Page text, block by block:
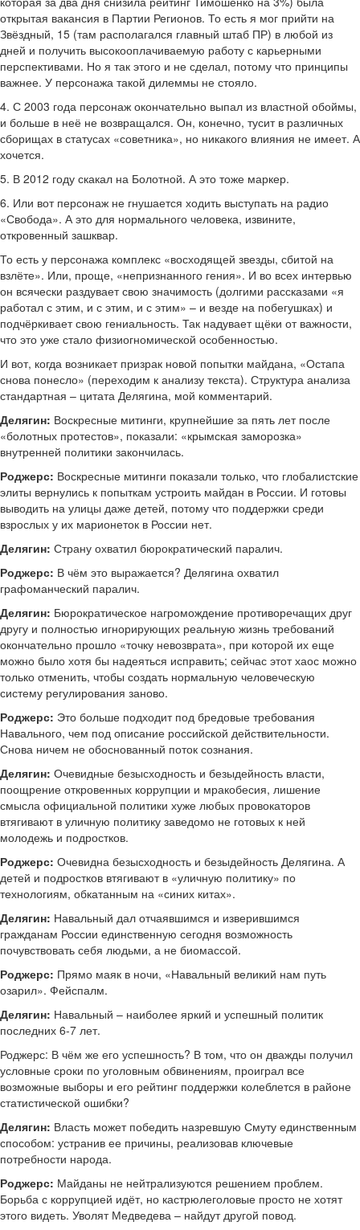
открытая вакансия в Партии Регионов. То есть я мог прийти на
Звёздный, 15 (там располагался главный штаб ПР) в любой из
дней и получить высокооплачиваемую работу с карьерными
перспективами. Но я так этого и не сделал, потому что принципы
важнее. У персонажа такой дилеммы не стояло.
4. С 2003 года персонаж окончательно выпал из властной обоймы,
и больше в неё не возвращался. Он, конечно, тусит в различных
сборищах в статусах «советника», но никакого влияния не имеет. А
хочется.
5. В 2012 году скакал на Болотной. А это тоже маркер.
6. Или вот персонаж не гнушается ходить выступать на радио
«Свобода». А это для нормального человека, извините,
откровенный зашквар.
То есть у персонажа комплекс «восходящей звезды, сбитой на
взлёте». Или, проще, «непризнанного гения». И во всех интервью
он всячески раздувает свою значимость (долгими рассказами «я
работал с этим, и с этим, и с этим» – и везде на побегушках) и
подчёркивает свою гениальность. Так надувает щёки от важности,
что это уже стало физиогномической особенностью.
И вот, когда возникает призрак новой попытки майдана, «Остапа
снова понесло» (переходим к анализу текста). Структура анализа
стандартная – цитата Делягина, мой комментарий.
Делягин: Воскресные митинги, крупнейшие за пять лет после
«болотных протестов», показали: «крымская заморозка»
внутренней политики закончилась.
Роджерс: Воскресные митинги показали только, что глобалистские
элиты вернулись к попыткам устроить майдан в России. И готовы
выводить на улицы даже детей, потому что поддержки среди
взрослых у их марионеток в России нет.
Делягин: Страну охватил бюрократический паралич.
Роджерс: В чём это выражается? Делягина охватил
графоманческий паралич.
Делягин: Бюрократическое нагромождение противоречащих друг
другу и полностью игнорирующих реальную жизнь требований
окончательно прошло «точку невозврата», при которой их еще
можно было хотя бы надеяться исправить; сейчас этот хаос можно
только отменить, чтобы создать нормальную человеческую
систему регулирования заново.
Роджерс: Это больше подходит под бредовые требования
Навального, чем под описание российской действительности.
Снова ничем не обоснованный поток сознания.
Делягин: Очевидные безысходность и безыдейность власти,
поощрение откровенных коррупции и мракобесия, лишение
смысла официальной политики хуже любых провокаторов
втягивают в уличную политику заведомо не готовых к ней
молодежь и подростков.
Роджерс: Очевидна безысходность и безыдейность Делягина. А
детей и подростков втягивают в «уличную политику» по
технологиям, обкатанным на «синих китах».
Делягин: Навальный дал отчаявшимся и изверившимся
гражданам России единственную сегодня возможность
почувствовать себя людьми, а не биомассой.
Роджерс: Прямо маяк в ночи, «Навальный великий нам путь
озарил». Фейспалм.
Делягин: Навальный – наиболее яркий и успешный политик
последних 6-7 лет.
Роджерс: В чём же его успешность? В том, что он дважды получил
условные сроки по уголовным обвинениям, проиграл все
возможные выборы и его рейтинг поддержки колеблется в районе
статистической ошибки?
Делягин: Власть может победить назревшую Смуту единственным
способом: устранив ее причины, реализовав ключевые
потребности народа.
Роджерс: Майданы не нейтрализуются решением проблем.
Борьба с коррупцией идёт, но кастрюлеголовые просто не хотят
этого видеть. Уволят Медведева – найдут другой повод.